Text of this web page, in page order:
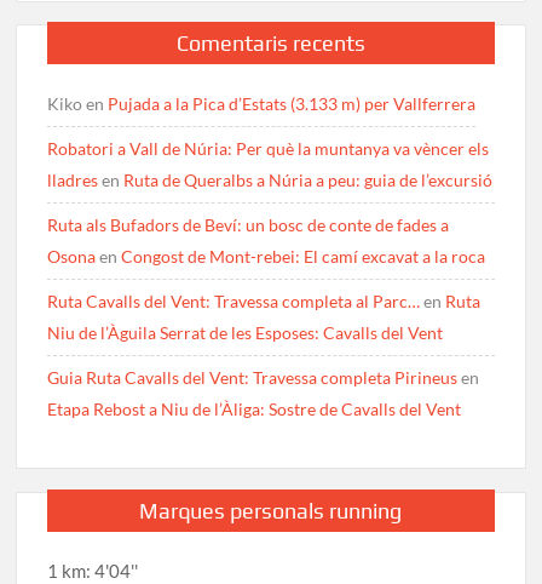
Comentaris recents
Kikoen Pujada a la Pica d’Estats (3.133 m) per Vallferrera
Robatori a Vall de Núria: Per què la muntanya va vèncer els
lladresen Ruta de Queralbs a Núria a peu: guia de l’excursió
Ruta als Bufadors de Beví: un bosc de conte de fades a
OsonaenCongost de Mont-rebei: El camí excavat a la roca
Ruta Cavalls del Vent: Travessa completa al Parc…en Ruta
Niu de l’Àguila Serrat de les Esposes: Cavalls del Vent
Guia Ruta Cavalls del Vent: Travessa completa Pirineusen
Etapa Rebost a Niu de l’Àliga: Sostre de Cavalls del Vent
Marques personals running
1 km: 4'04''